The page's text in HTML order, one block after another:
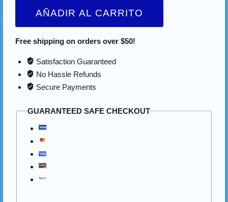
AÑADIR AL CARRITO
Free shipping on orders over $50!
Satisfaction Guaranteed
No Hassle Refunds
Secure Payments
GUARANTEED SAFE CHECKOUT